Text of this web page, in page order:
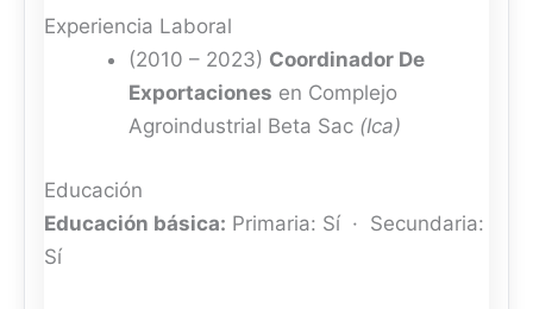
Experiencia Laboral
(2010 – 2023) Coordinador De
Exportaciones en Complejo
Agroindustrial Beta Sac (Ica)
Educación
Educación básica: Primaria: Sí · Secundaria:
Sí